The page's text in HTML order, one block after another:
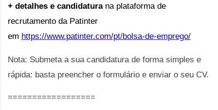
+ detalhes e candidaturana plataforma de
recrutamento da Patinter
em https://www.patinter.com/pt/bolsa-de-emprego/
Nota: Submeta a sua candidatura de forma simples e
rápida: basta preencher o formulário e enviar o seu CV.
==================